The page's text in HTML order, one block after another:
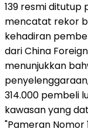
139 resmi ditutup
mencatat rekor
kehadiran
dari China
menunjukkan
314.000 pembeli
kawasan yang
"Pameran Nomor